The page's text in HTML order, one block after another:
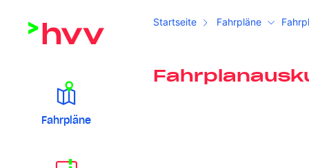
Startseite Fahrpläne
Fahrpläne